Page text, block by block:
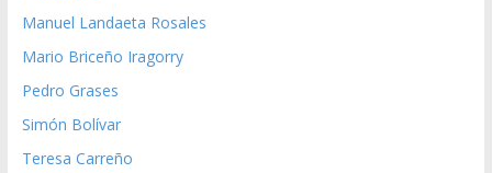
Manuel Landaeta Rosales
Mario Briceño Iragorry
Pedro Grases
Simón Bolívar
Teresa Carreño